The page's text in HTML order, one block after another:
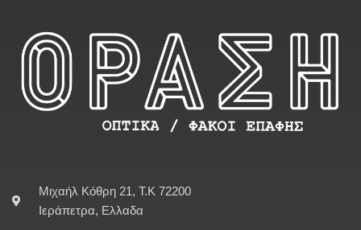
Μιχαήλ Κόθρη 21, Τ.Κ 72200
Ιεράπετρα, Ελλαδα